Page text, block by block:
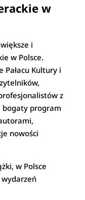
w
i
w Polsce.
Pałacu Kultury i
z
bogaty program
nowości
w Polsce